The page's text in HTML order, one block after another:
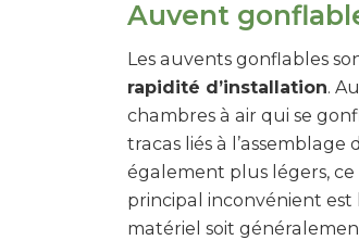
Auvent
Les auvents gonflables
rapidité d’installation.
chambres à air qui se
tracas liés à
également plus légers,
principal inconvénient est
matériel soit